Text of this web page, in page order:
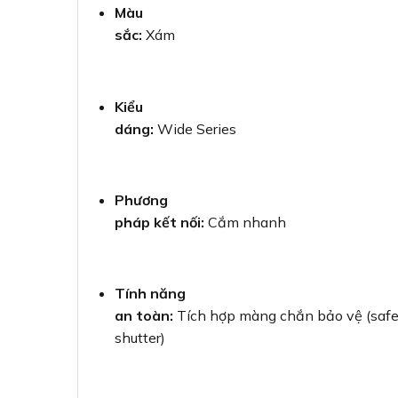
Màu
sắc: Xám
Kiểu
dáng: Wide Series
Phương
pháp kết nối: Cắm nhanh
Tính năng
an toàn: Tích hợp màng chắn bảo vệ
shutter)